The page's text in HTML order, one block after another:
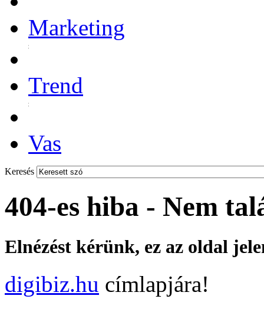
Marketing
Trend
Vas
Keresés
404-es hiba - Nem
Elnézést kérünk, ez az oldal
digibiz.hu címlapjára!